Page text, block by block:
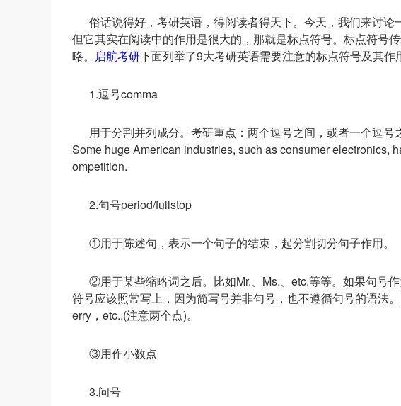
俗话说得好，考研英语，得阅读者得天下。今天，我们来讨论
但它其实在阅读中的作用是很大的，那就是标点符号。标点符号
略。
启航考研下面列举了9大考研英语需要注意的标点符号及其作
1.逗号comma
用于分割并列成分。考研重点：两个逗号之间，或者一个逗
Some huge American industries, such as consumer electronics,
ompetition.
2.句号period/fullstop
①用于陈述句，表示一个句子的结束，起分割切分句子作用。
②用于某些缩略词之后。比如Mr.、Ms.、etc.等等。如果句号
符号应该照常写上，因为简写号并非句号，也不遵循句号的语法
erry，etc..(注意两个点)。
③用作小数点
3.问号